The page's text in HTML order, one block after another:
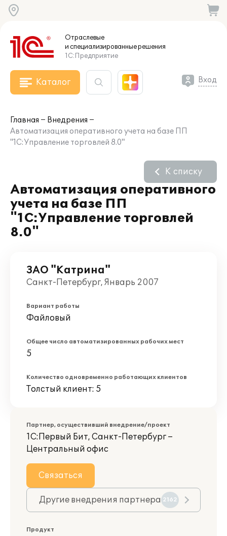
Отраслевые
и специализированныерешения
1С:Предприятие
Каталог Вход
Главная
Внедрения
Автоматизация оперативного учета на базе ПП
"1С:Управление торговлей 8.0"
Автоматизация оперативного
учета на базе ПП
"1С:Управление торговлей
8.0"
К списку
ЗАО "Катрина"
Санкт-Петербург, Январь 2007
Вариант работы
Файловый
Общее число автоматизированных рабочих мест
5
Количество одновременно работающих клиентов
Толстый клиент: 5
Партнер, осуществивший внедрение/проект
1С:Первый Бит, Санкт-Петербург –
Центральный офис
Связаться
Другие внедрения партнера 2162
Продукт